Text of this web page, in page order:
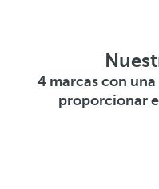
4 marcas con
proporcionar